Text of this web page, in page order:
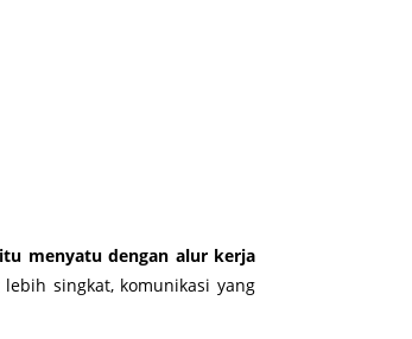
menyatu dengan alur kerja
singkat, komunikasi yang